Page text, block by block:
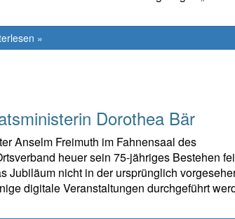
»
Dorothea Bär
Anselm Freimuth im Fahnensaal des
heuer sein 75-jähriges Bestehen
Jubiläum nicht in der ursprünglich
digitale Veranstaltungen durchgeführt